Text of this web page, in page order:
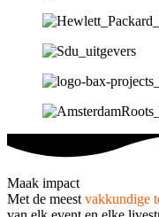
Maak impact
Met de meest vakkundige